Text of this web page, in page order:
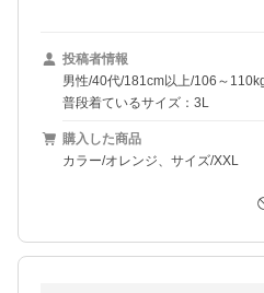
投稿者情報
男性/40代/181cm以上/106～
普段着ているサイズ：3L
購入した商品
カラー/オレンジ、サイズ/XXL